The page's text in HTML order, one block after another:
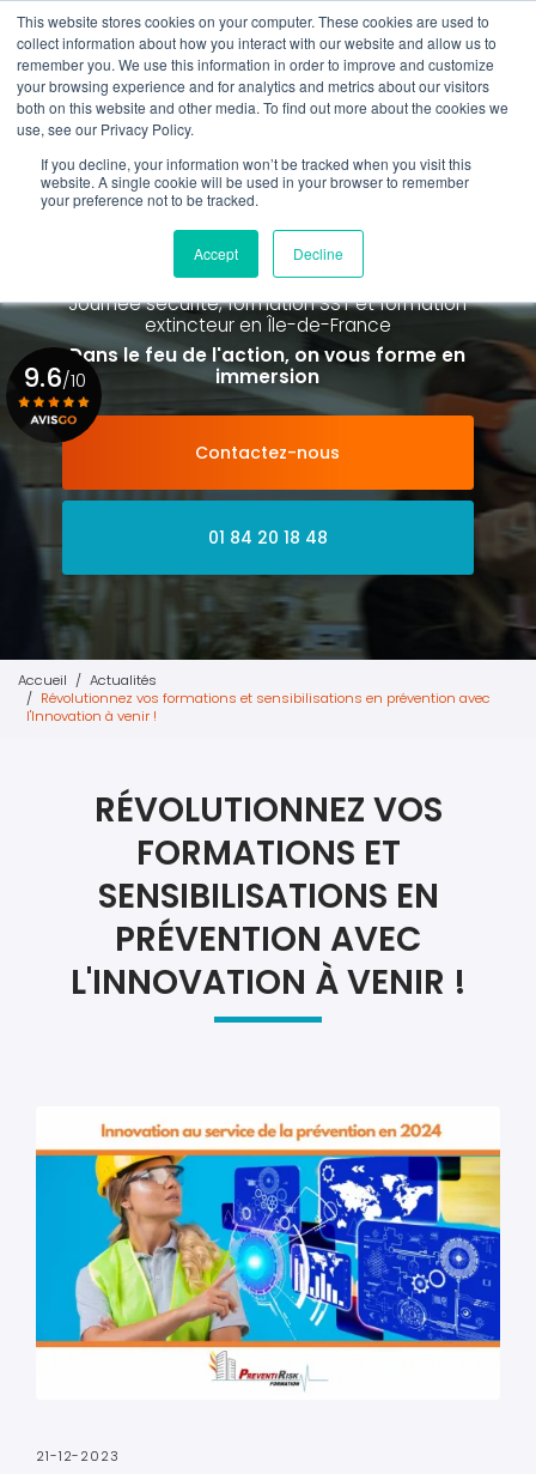
This website stores cookies on your computer. These cookies are used to
collect information about how you interact with our website and allow us to
remember you. We use this information in order to improve and customize
your browsing experience and for analytics and metrics about our visitors
both on this website and other media. To find out more about the cookies we
use, see our Privacy Policy.
If you decline, your information won’t be tracked when you visit this
website. A single cookie will be used in your browser to remember
your preference not to be tracked.
Accept Decline
Aller
au
contenu
principal
01 84 20 18 48
Rappel gratuit
Spécialiste de la formation SST et
de la Formation Incendie
à Paris La Défense depuis 2015
Journée sécurité, formation SST et formation
extincteuren Île-de-France
Dans le feu de l'action, on vous forme en
immersion
Contactez-nous
01 84 20 18 48
9.6/10
Voir le certificat
Accueil
Actualités
Révolutionnez vos formations et sensibilisations en prévention avec
l'Innovation à venir !
RÉVOLUTIONNEZ VOS
FORMATIONS ET
SENSIBILISATIONS EN
PRÉVENTION AVEC
L'INNOVATION À VENIR !
21-12-2023